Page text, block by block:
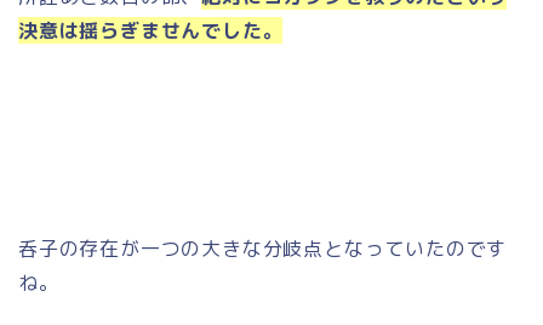
決意は揺らぎませんでした。
呑子の存在が一つの大きな分岐点となっていたのです
ね。